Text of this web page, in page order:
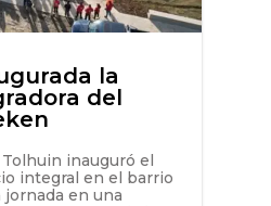
la
del
inauguró el
integral en el barrio
en una